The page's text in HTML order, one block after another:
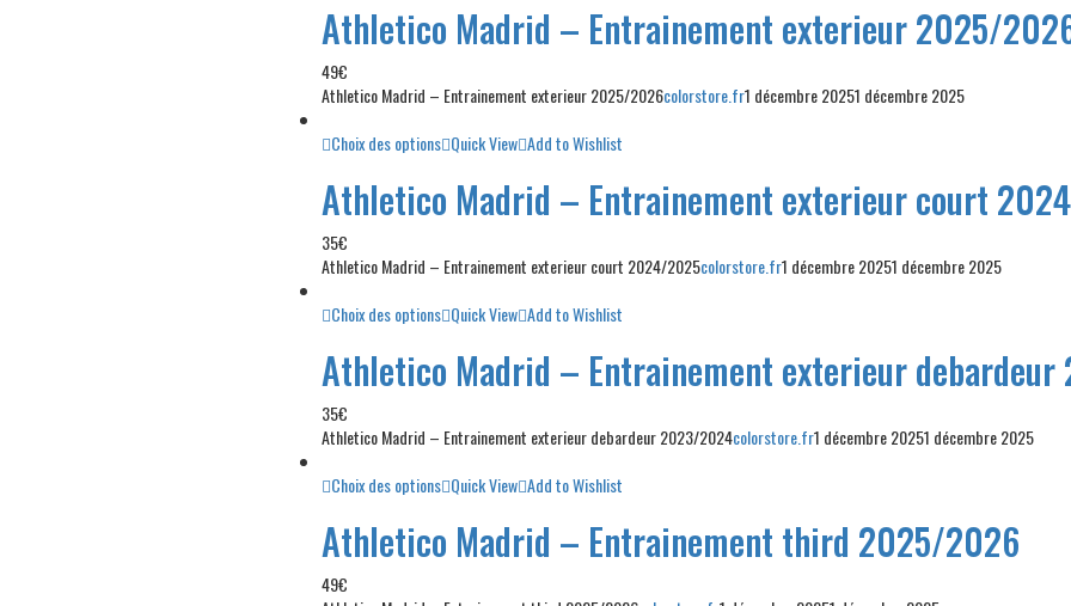
Athletico Madrid – Entrainement exterieur 2025/
49€
Athletico Madrid – Entrainement exterieur 2025/2026colorstore.fr1 décembre 20251 décembre 2025
Choix des options Quick View Add to Wishlist
Athletico Madrid – Entrainement exterieur court
35€
Athletico Madrid – Entrainement exterieur court 2024/2025colorstore.fr1 décembre 20251 décembre 2025
Choix des options Quick View Add to Wishlist
Athletico Madrid – Entrainement exterieur
35€
Athletico Madrid – Entrainement exterieur debardeur 2023/2024colorstore.fr1 décembre 20251 décembre 2025
Choix des options Quick View Add to Wishlist
Athletico Madrid – Entrainement third 2025/2026
49€